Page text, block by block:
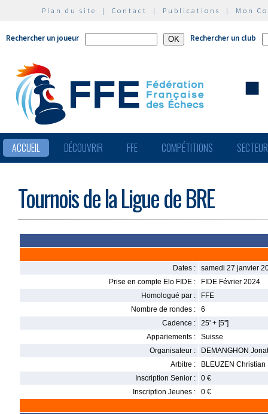
Plan du site | Contact | Publications | Mon
Rechercher un joueur Rechercher un club
ACCUEIL DÉCOUVRIR FFE COMPÉTITIONS
Tournois de la Ligue de BRE
Dates :
samedi 27 janvier
Prise en compte Elo FIDE :
FIDE Février 2024
Homologué par :
FFE
Nombre de rondes :
6
Cadence :
25' + [5'']
Appariements :
Suisse
Organisateur :
DEMANGHON
Arbitre :
BLEUZEN Christian
Inscription Senior :
0 €
Inscription Jeunes :
0 €